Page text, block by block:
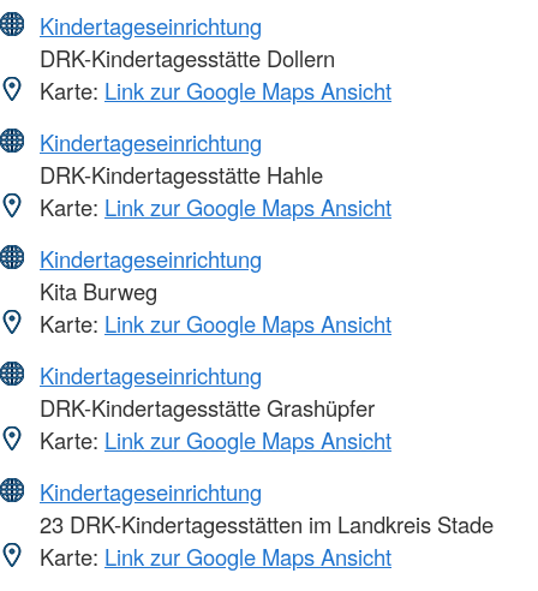
Kindertageseinrichtung
DRK-Kindertagesstätte Dollern
Karte: Link zur Google Maps Ansicht
Kindertageseinrichtung
DRK-Kindertagesstätte Hahle
Karte: Link zur Google Maps Ansicht
Kindertageseinrichtung
Kita Burweg
Karte: Link zur Google Maps Ansicht
Kindertageseinrichtung
DRK-Kindertagesstätte Grashüpfer
Karte: Link zur Google Maps Ansicht
Kindertageseinrichtung
23 DRK-Kindertagesstätten im Landkreis Stade
Karte: Link zur Google Maps Ansicht